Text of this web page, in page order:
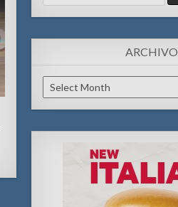
for:
ARCHIVO
Archivo